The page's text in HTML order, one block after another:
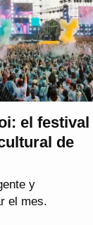
el festival
de
y
el mes.